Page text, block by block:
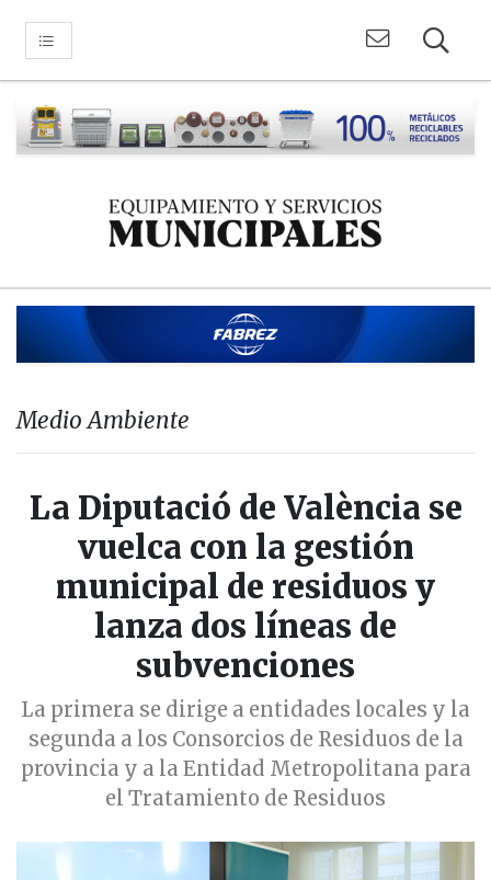
Medio Ambiente
La Diputació de València se
vuelca con la gestión
municipal de residuos y
lanza dos líneas de
subvenciones
La primera se dirige a entidades locales y la
segunda a los Consorcios de Residuos de la
provincia y a la Entidad Metropolitana para
el Tratamiento de Residuos